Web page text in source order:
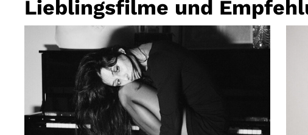
Lieblingsfilme und